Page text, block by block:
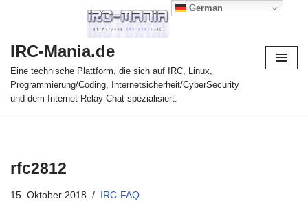
Inhalt
springen
IRC-Mania.de
Eine technische Plattform, die sich auf IRC, Linux,
Programmierung/Coding, Internetsicherheit/CyberSecurity
und dem Internet Relay Chat spezialisiert.
rfc2812
15. Oktober 2018 IRC-FAQ
German